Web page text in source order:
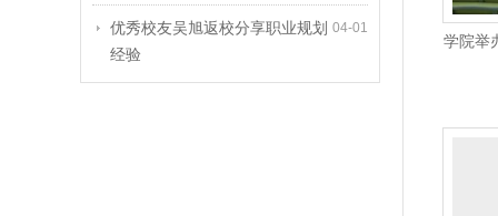
04-01
优秀校友吴旭返校分享职业规划
经验
学院举